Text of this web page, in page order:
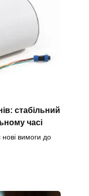
стабільний
часі
нові вимоги до